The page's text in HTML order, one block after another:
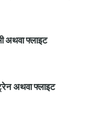
अथवा फ्लाइट
अथवा फ्लाइट